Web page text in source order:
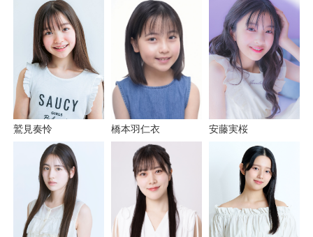
鷲見奏怜 橋本羽仁衣 安藤実桜